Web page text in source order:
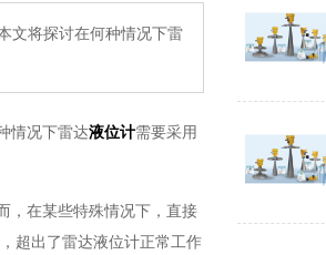
文将探讨在何种情况下雷
情况下雷达液位计需要采用
，在某些特殊情况下，直接
超出了雷达液位计正常工作